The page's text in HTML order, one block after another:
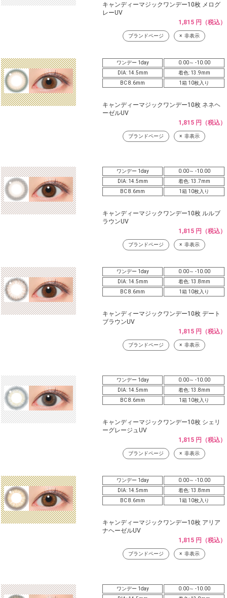
キャンディーマジックワンデー10枚 メログ
レーUV
1,815 円（税込）
ブランドページ 非表示
ワンデー 1day
0.00～ -10.00
DIA: 14.5mm
着色: 13.9mm
BC 8.6mm
1箱 10枚入り
キャンディーマジックワンデー10枚 ネネヘ
ーゼルUV
1,815 円（税込）
ブランドページ 非表示
ワンデー 1day
0.00～ -10.00
DIA: 14.5mm
着色: 13.7mm
BC 8.6mm
1箱 10枚入り
キャンディーマジックワンデー10枚 ルルブ
ラウンUV
1,815 円（税込）
ブランドページ 非表示
ワンデー 1day
0.00～ -10.00
DIA: 14.5mm
着色: 13.8mm
BC 8.6mm
1箱 10枚入り
キャンディーマジックワンデー10枚 デート
ブラウンUV
1,815 円（税込）
ブランドページ 非表示
ワンデー 1day
0.00～ -10.00
DIA: 14.5mm
着色: 13.8mm
BC 8.6mm
1箱 10枚入り
キャンディーマジックワンデー10枚 シェリ
ーグレージュUV
1,815 円（税込）
ブランドページ 非表示
ワンデー 1day
0.00～ -10.00
DIA: 14.5mm
着色: 13.8mm
BC 8.6mm
1箱 10枚入り
キャンディーマジックワンデー10枚 アリア
ナヘーゼルUV
1,815 円（税込）
ブランドページ 非表示
ワンデー 1day
0.00～ -10.00